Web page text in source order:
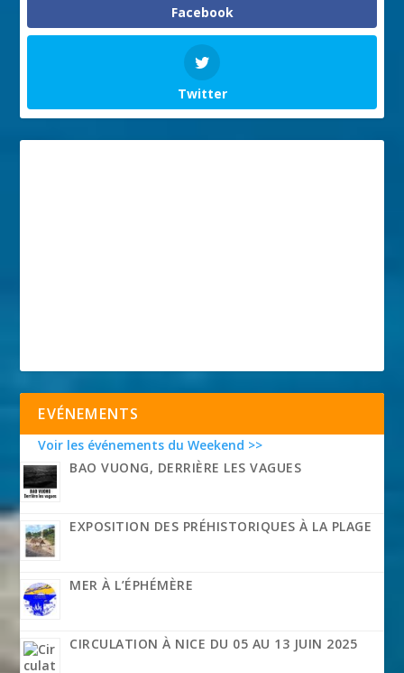
Facebook
Twitter
EVÉNEMENTS
Voir les événements du Weekend >>
BAO VUONG, DERRIÈRE LES VAGUES
EXPOSITION DES PRÉHISTORIQUES À LA PLAGE
MER À L’ÉPHÉMÈRE
CIRCULATION À NICE DU 05 AU 13 JUIN 2025